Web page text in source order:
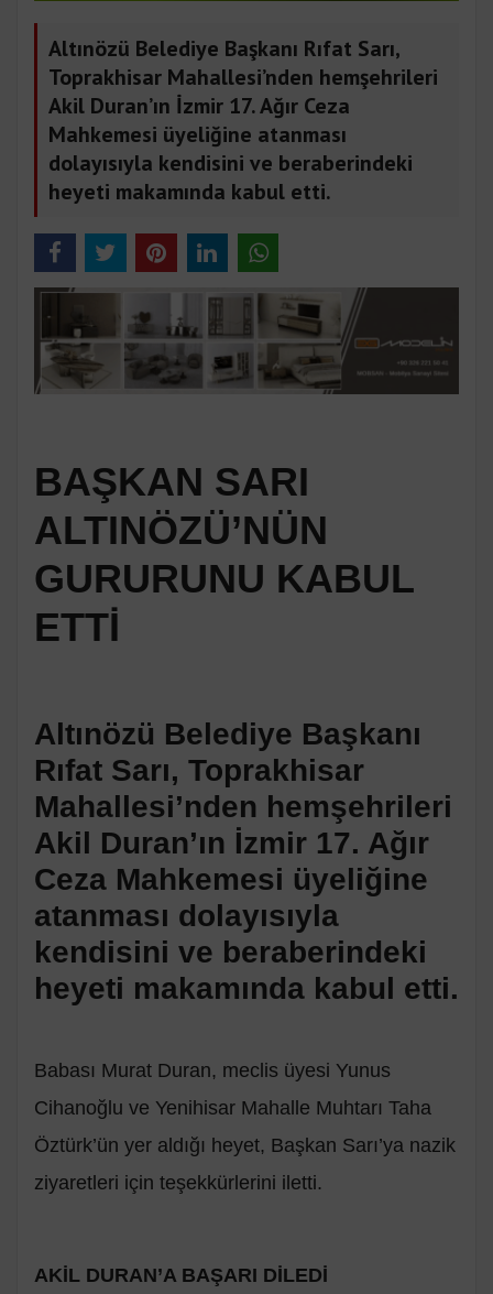
Altınözü Belediye Başkanı Rıfat Sarı,
Toprakhisar Mahallesi’nden hemşehrileri
Akil Duran’ın İzmir 17. Ağır Ceza
Mahkemesi üyeliğine atanması
dolayısıyla kendisini ve beraberindeki
heyeti makamında kabul etti.
BAŞKAN SARI
ALTINÖZÜ’NÜN
GURURUNU KABUL
ETTİ
Altınözü Belediye Başkanı
Rıfat Sarı, Toprakhisar
Mahallesi’nden hemşehrileri
Akil Duran’ın İzmir 17. Ağır
Ceza Mahkemesi üyeliğine
atanması dolayısıyla
kendisini ve beraberindeki
heyeti makamında kabul etti.
Babası Murat Duran, meclis üyesi Yunus
Cihanoğlu ve Yenihisar Mahalle Muhtarı Taha
Öztürk’ün yer aldığı heyet, Başkan Sarı’ya nazik
ziyaretleri için teşekkürlerini iletti.
AKİL DURAN’A BAŞARI DİLEDİ